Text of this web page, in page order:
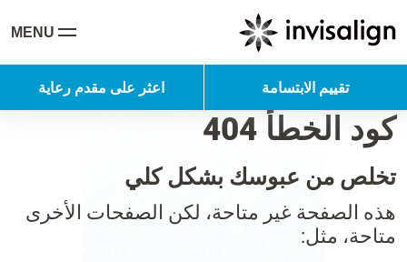
MENU
تقييم الابتسامة اعثر على مقدم رعاية
كود الخطأ 404
تخلص من عبوسك بشكل كلي
هذه الصفحة غير متاحة، لكن الصفحات الأخرى
متاحة، مثل: